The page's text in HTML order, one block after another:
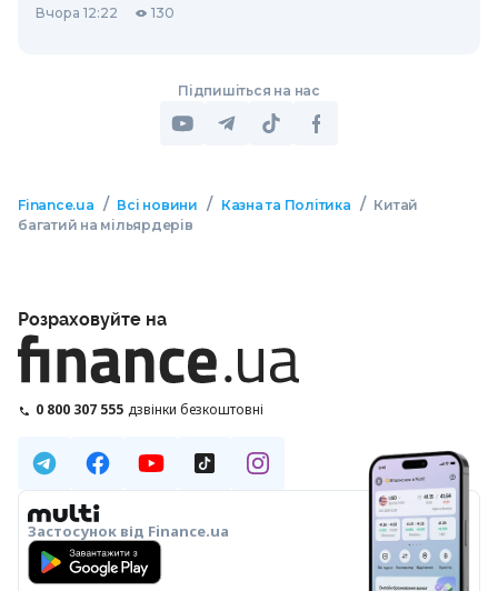
Вчора 12:22 130
Підпишіться на нас
Finance.ua / Всі новини / Казна та Політика / Китай
багатий на мільярдерів
Розраховуйте на
0 800 307 555 дзвінки безкоштовні
Застосунок від Finance.ua